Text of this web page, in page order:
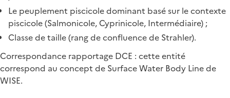
Le peuplement piscicole dominant basé sur le contexte
piscicole (Salmonicole, Cyprinicole, Intermédiaire) ;
Classe de taille (rang de confluence de Strahler).
Correspondance rapportage DCE : cette entité
correspond au concept de Surface Water Body Line de
WISE.